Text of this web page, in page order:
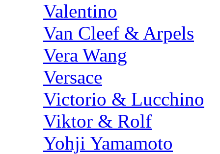
Valentino
Van Cleef & Arpels
Vera Wang
Versace
Victorio & Lucchino
Viktor & Rolf
Yohji Yamamoto